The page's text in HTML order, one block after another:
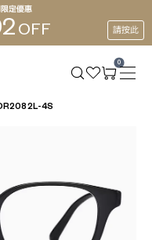
定優惠
OFF 請按此
0
4S